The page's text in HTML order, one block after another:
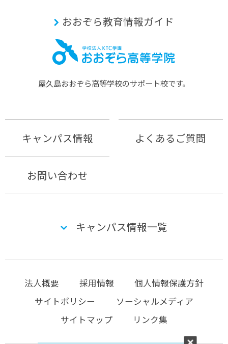
おおぞら教育情報ガイド
屋久島おおぞら⾼等学校のサポート校です。
キャンパス情報 よくあるご質問
お問い合わせ
キャンパス情報一覧
法人概要 採用情報
個人情報保護方針
サイトポリシー
ソーシャルメディア
サイトマップ
リンク集